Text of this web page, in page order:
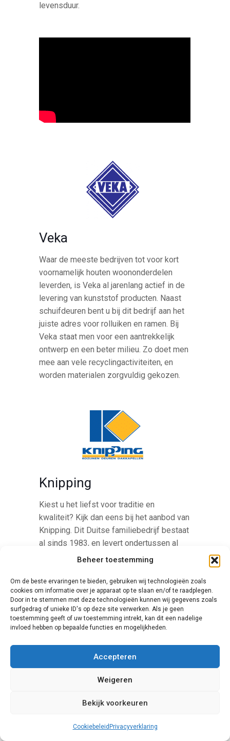
Beheer toestemming
Om de beste ervaringen te bieden, gebruiken wij technologieën zoals
cookies om informatie over je apparaat op te slaan en/of te raadplegen.
Door in te stemmen met deze technologieën kunnen wij gegevens zoals
surfgedrag of unieke ID's op deze site verwerken. Als je geen
toestemming geeft of uw toestemming intrekt, kan dit een nadelige
invloed hebben op bepaalde functies en mogelijkheden.
Accepteren
Weigeren
Bekijk voorkeuren
Cookiebeleid Privacyverklaring
levensduur.
Veka
Waar de meeste bedrijven tot voor kort
voornamelijk houten woononderdelen
leverden, is Veka al jarenlang actief in de
levering van kunststof producten. Naast
schuifdeuren bent u bij dit bedrijf aan het
juiste adres voor rolluiken en ramen. Bij
Veka staat men voor een aantrekkelijk
ontwerp en een beter milieu. Zo doet men
mee aan vele recyclingactiviteiten, en
worden materialen zorgvuldig gekozen.
Knipping
Kiest u het liefst voor traditie en
kwaliteit? Kijk dan eens bij het aanbod van
Knipping. Dit Duitse familiebedrijf bestaat
al sinds 1983, en levert ondertussen al
een paar jaar in Nederland. Men is met
waarbij woongemak en prijsreductie
centraal staan. Zo produceert men steeds
betere artikelen, terwijl de prijzen
voortdurend laag blijven.
Finstral